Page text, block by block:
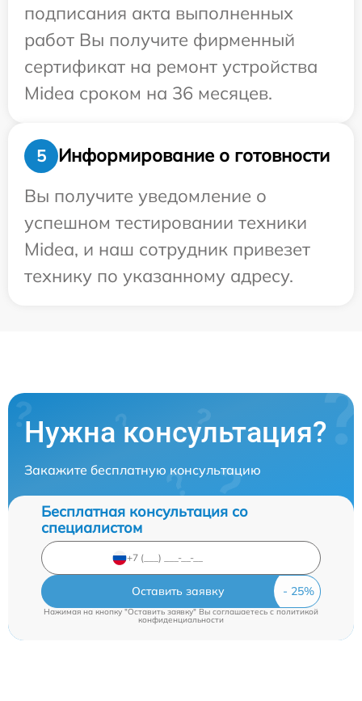
подписания акта выполненных
работ Вы получите фирменный
сертификат на ремонт устройства
Midea сроком на 36 месяцев.
5
Информирование о готовности
Вы получите уведомление о
успешном тестировании техники
Midea, и наш сотрудник привезет
технику по указанному адресу.
Нужна консультация?
Закажите бесплатную консультацию
Бесплатная консультация со
специалистом
Оставить заявку
Нажимая на кнопку "Оставить заявку" Вы соглашаетесь cполитикой
конфиденциальности